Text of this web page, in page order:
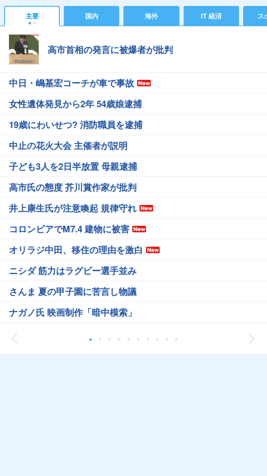
主要 国内 海外 IT 経済 ス
高市首相の発言に被爆者が批判
中日・嶋基宏コーチが車で事故
女性遺体発見から2年 54歳娘逮捕
19歳にわいせつ? 消防職員を逮捕
中止の花火大会 主催者が説明
子ども3人を2日半放置 母親逮捕
高市氏の態度 芥川賞作家が批判
井上康生氏が注意喚起 規律守れ
コロンビアでM7.4 建物に被害
オリラジ中田、移住の理由を激白
ニシダ 筋力はラグビー選手並み
さんま 夏の甲子園に苦言し物議
ナガノ氏 映画制作「暗中模索」